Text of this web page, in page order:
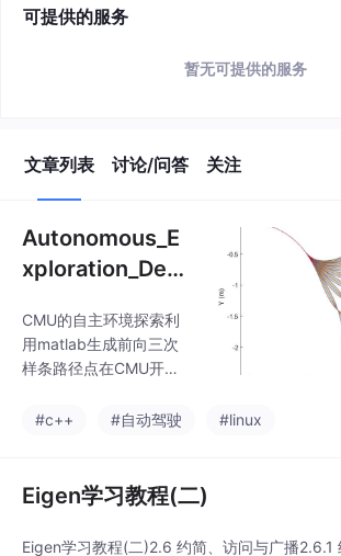
可提供的服务
暂无可提供的服务
文章列表 讨论/问答 关注
Autonomous_E
xploration_Dev
ronment的学习
笔记(三)
CMU的自主环境探索利
用matlab生成前向三次
样条路径点在CMU开源
中，机器人或者无人机
路径点的方式进行的，
这部分程序在matlab中
运行并且生成相应的文
#c++ #自动驾驶 #linux
Eigen学习教程(二)
Eigen学习教程(二)2.6 约简、访问与广播2.6.1